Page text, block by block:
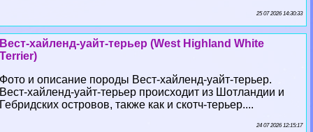
25 07 2026 14:30:33
Вест-хайленд-уайт-терьер (West Highland White
Terrier)
Фото и описание породы Вест-хайленд-уайт-терьер.
Вест-хайленд-уайт-терьер происходит из Шотландии и
Гебридских островов, также как и скотч-терьер....
24 07 2026 12:15:17